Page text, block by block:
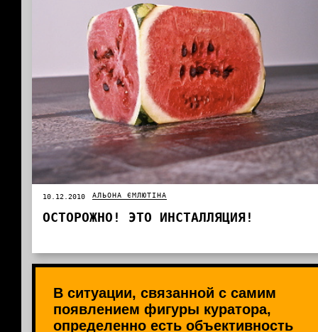
10.12.2010 АЛЬОНА ЄМЛЮТІНА
ОСТОРОЖНО! ЭТО ИНСТАЛЛЯЦИЯ!
В ситуации, связанной с самим
появлением фигуры куратора,
определенно есть объективность